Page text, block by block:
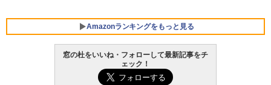
Amazonランキングをもっと見る
窓の杜をいいね・フォローして最新記事をチ
ェック！